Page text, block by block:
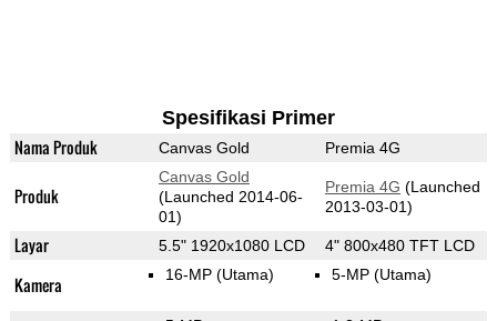
Spesifikasi Primer
Nama Produk Canvas Gold Premia 4G
Produk
Canvas Gold
(Launched 2014-06-
01)
Premia 4G (Launched
2013-03-01)
Layar 5.5" 1920x1080 LCD 4" 800x480 TFT LCD
Kamera 16-MP (Utama) 5-MP (Utama)